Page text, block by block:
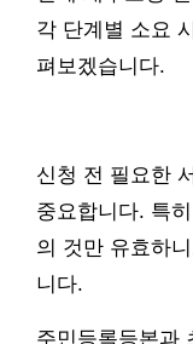
각 단계별 소요
펴보겠습니다.
신청 전 필요한
중요합니다. 특
의 것만 유효하
니다.
주민등록등본과